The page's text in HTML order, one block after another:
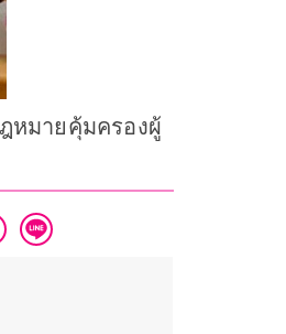
หมายคุ้มครองผู้